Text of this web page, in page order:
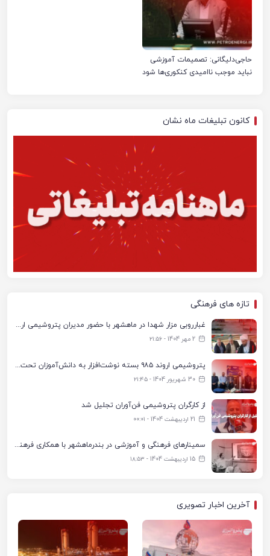
حاجی‌دلیگانی: تصمیمات آموزشی
نباید موجب ناامیدی کنکوری‌ها شود
کانون تبلیغات ماه نشان
تازه های فرهنگی
غبارروبی مزار شهدا در ماهشهر با حضور مدیران پتروشیمی اروند و مسئولان شهری
2 مهر 1404 - ۲۱:۵۶
پتروشیمی اروند ۹۸۵ بسته نوشت‌افزار به دانش‌آموزان تحت پوشش کمیته امداد بندرماهشهر اهدا کرد
30 شهریور 1404 - ۲۱:۴۵
از کارگران پتروشیمی فن‌آوران تجلیل شد
21 اردیبهشت 1404 - ۰۰:۰۱
سمینارهای فرهنگی و آموزشی در بندرماهشهر با همکاری فرهنگ‌سرای پتروشیمی مارون
15 اردیبهشت 1404 - ۱۸:۵۳
آخرین اخبار تصویری